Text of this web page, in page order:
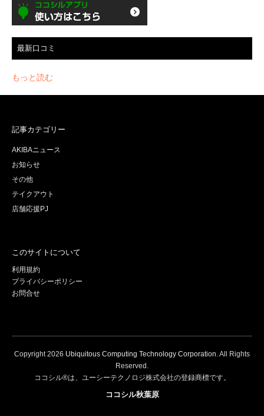
最新口コミ
もっと読む
記事カテゴリー
AKIBAニュース
お知らせ
その他
テイクアウト
店舗応援PJ
このサイトについて
利用規約
プライバシーポリシー
お問合せ
Copyright2026 Ubiquitous Computing Technology Corporation. All Rights
Reserved.
ココシル®は、ユーシーテクノロジ株式会社の登録商標です。
ココシル秋葉原